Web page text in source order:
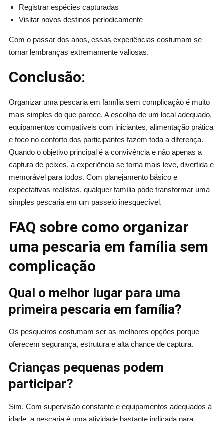
Registrar espécies capturadas
Visitar novos destinos periodicamente
Com o passar dos anos, essas experiências costumam se
tornar lembranças extremamente valiosas.
Conclusão:
Organizar uma pescaria em família sem complicação é muito
mais simples do que parece. A escolha de um local adequado,
equipamentos compatíveis com iniciantes, alimentação prática
e foco no conforto dos participantes fazem toda a diferença.
Quando o objetivo principal é a convivência e não apenas a
captura de peixes, a experiência se torna mais leve, divertida e
memorável para todos. Com planejamento básico e
expectativas realistas, qualquer família pode transformar uma
simples pescaria em um passeio inesquecível.
FAQ sobre como organizar
uma pescaria em família sem
complicação
Qual o melhor lugar para uma
primeira pescaria em família?
Os pesqueiros costumam ser as melhores opções porque
oferecem segurança, estrutura e alta chance de captura.
Crianças pequenas podem
participar?
Sim. Com supervisão constante e equipamentos adequados à
idade, a pescaria é uma atividade bastante indicada para